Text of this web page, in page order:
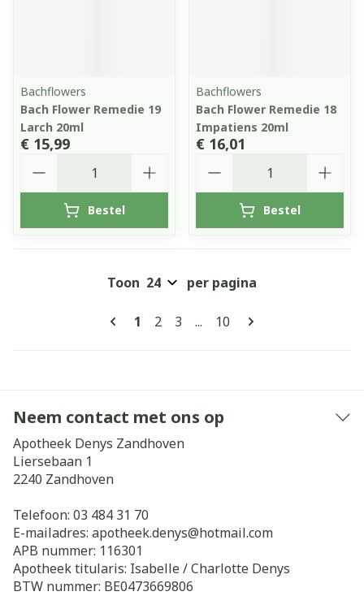
Bachflowers
Bach Flower Remedie 19
Larch 20ml
€ 15,99
Bestel
Bachflowers
Bach Flower Remedie 18
Impatiens 20ml
€ 16,01
Bestel
Pagina's
U lees momenteel pagina
1 Pagina
2 Pagina
3 ... Pagina
10
Toon per pagina
Neem contact met ons op
Apotheek Denys Zandhoven
Liersebaan 1
2240 Zandhoven
Telefoon: 03 484 31 70
E-mailadres: apotheek.denys@hotmail.com
APB nummer: 116301
Apotheek titularis: Isabelle / Charlotte Denys
BTW nummer: BE0473669806